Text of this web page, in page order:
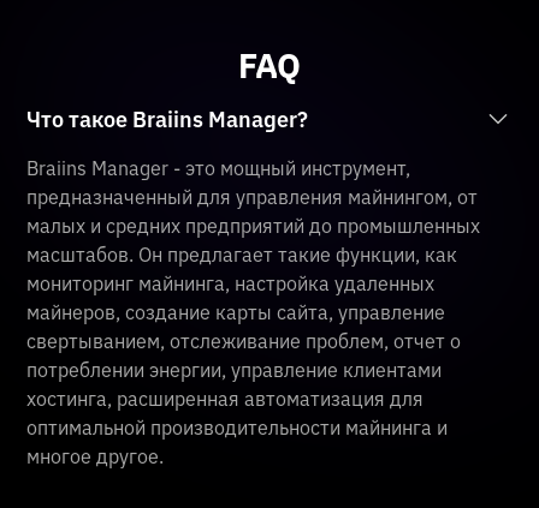
FAQ
Что такое Braiins Manager?
Braiins Manager - это мощный инструмент,
предназначенный для управления майнингом, от
малых и средних предприятий до промышленных
масштабов. Он предлагает такие функции, как
мониторинг майнинга, настройка удаленных
майнеров, создание карты сайта, управление
свертыванием, отслеживание проблем, отчет о
потреблении энергии, управление клиентами
хостинга, расширенная автоматизация для
оптимальной производительности майнинга и
многое другое.